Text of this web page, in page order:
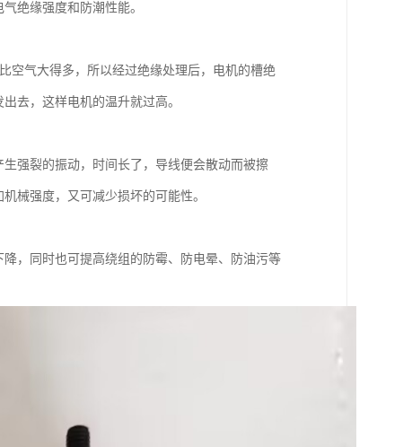
绝缘强度和防潮性能。
空气大得多，所以经过绝缘处理后，电机的槽绝
去，这样电机的温升就过高。
强裂的振动，时间长了，导线便会散动而被擦
械强度，又可减少损坏的可能性。
，同时也可提高绕组的防霉、防电晕、防油污等